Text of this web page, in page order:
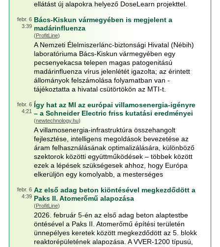
ellátást új alapokra helyező DoseLearn projekttel.
febr. 6
3:39
Bács-Kiskun vármegyében is megjelent a
madárinfluenza
(ProfitLine)
A Nemzeti Élelmiszerlánc-biztonsági Hivatal (Nébih)
laboratóriuma Bács-Kiskun vármegyében egy
pecsenyekacsa telepen magas patogenitású
madárinfluenza vírus jelenlétét igazolta; az érintett
állományok felszámolása folyamatban van -
tájékoztatta a hivatal csütörtökön az MTI-t.
febr. 6
4:21
Így hat az MI az európai villamosenergia-igényre
– a Schneider Electric friss kutatási eredményei
(newtechnology.hu)
A villamosenergia-infrastruktúra összehangolt
fejlesztése, intelligens megoldások bevezetése az
áram felhasználásának optimalizálására, különböző
szektorok közötti együttműködések – többek között
ezek a lépések szükségesek ahhoz, hogy Európa
elkerüljön egy komolyabb, a mesterséges
febr. 6
4:39
Az első adag beton kiöntésével megkezdődött a
Paks II. Atomerőmű alapozása
(ProfitLine)
2026. február 5-én az első adag beton alaptestbe
öntésével a Paks II. Atomerőmű építési területén
ünnepélyes keretek között megkezdődött az 5. blokk
reaktorépületének alapozása. A VVER-1200 típusú,